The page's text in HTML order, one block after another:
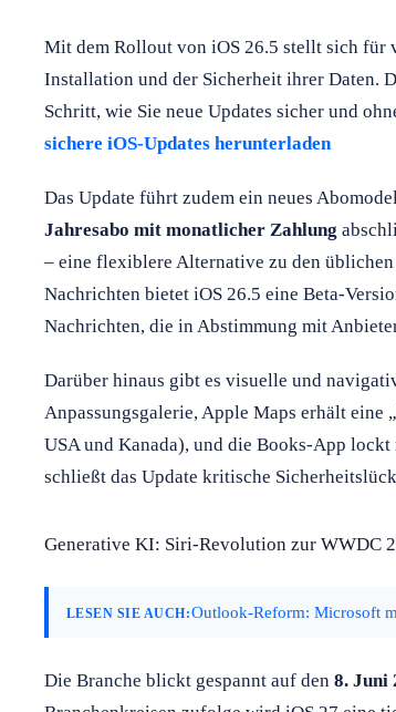
Mit dem Rollout von iOS 26.5 stellt sich für
Installation und der Sicherheit ihrer Daten.
Schritt, wie Sie neue Updates sicher und
sichere iOS-Updates herunterladen
Das Update führt zudem ein neues
Jahresabo mit monatlicher Zahlung
– eine flexiblere Alternative zu den
Nachrichten bietet iOS 26.5 eine Beta-
Nachrichten, die in Abstimmung mit
Darüber hinaus gibt es visuelle und
Anpassungsgalerie, Apple Maps erhält
USA und Kanada), und die Books-App
schließt das Update kritische
Generative KI: Siri-Revolution zur WWDC
LESEN SIE AUCH:Outlook-Reform: Microsoft
Die Branche blickt gespannt auf den 8. Juni